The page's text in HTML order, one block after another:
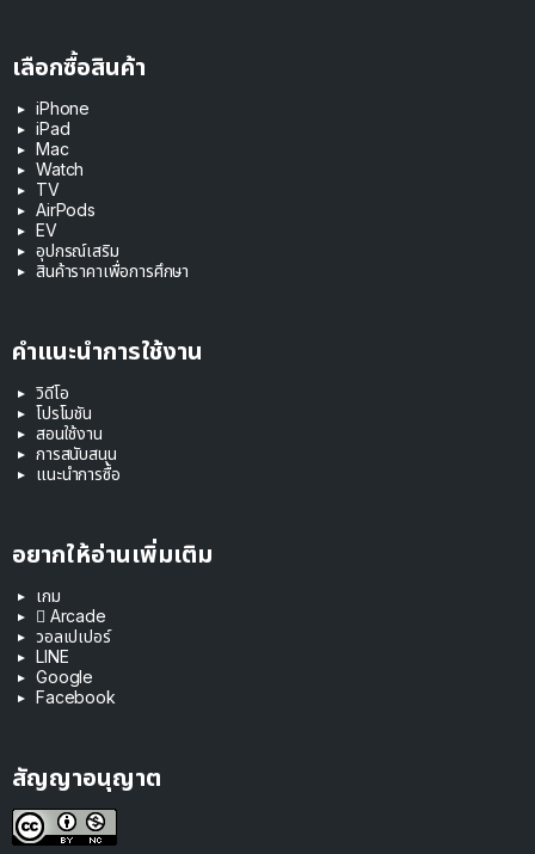
เลือกซื้อสินค้า
iPhone
iPad
Mac
Watch
TV
AirPods
EV
อุปกรณ์เสริม
สินค้าราคาเพื่อการศึกษา
คำแนะนำการใช้งาน
วิดีโอ
โปรโมชัน
สอนใช้งาน
การสนับสนุน
แนะนำการซื้อ
อยากให้อ่านเพิ่มเติม
เกม
 Arcade
วอลเปเปอร์
LINE
Google
Facebook
สัญญาอนุญาต